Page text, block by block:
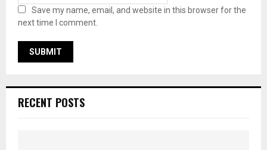
Save my name, email, and website in this browser for the
next time I comment.
RECENT POSTS